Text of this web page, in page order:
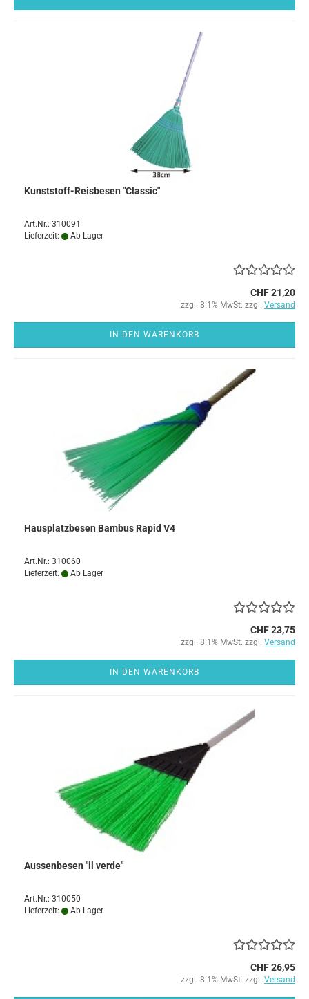
Kunststoff-Reisbesen "Classic"
Art.Nr.: 310091
Lieferzeit:
Ab Lager
CHF 21,20
zzgl. 8.1% MwSt. zzgl. Versand
IN DEN WARENKORB
Hausplatzbesen Bambus Rapid V4
Art.Nr.: 310060
Lieferzeit:
Ab Lager
CHF 23,75
zzgl. 8.1% MwSt. zzgl. Versand
IN DEN WARENKORB
Aussenbesen "il verde"
Art.Nr.: 310050
Lieferzeit:
Ab Lager
CHF 26,95
zzgl. 8.1% MwSt. zzgl. Versand